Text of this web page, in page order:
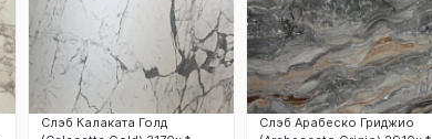
Слэб Калаката Голд
Слэб Арабеско Гриджио